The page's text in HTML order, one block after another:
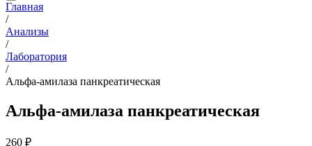
Главная
/
Анализы
/
Лаборатория
/
Альфа-амилаза панкреатическая
Альфа-амилаза панкреатическая
260 ₽